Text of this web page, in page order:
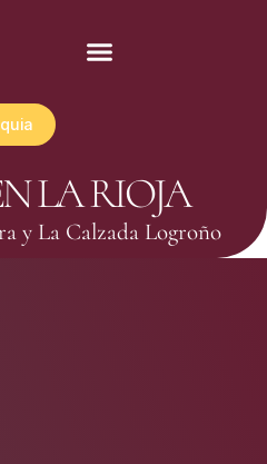
LA RIOJA
y La Calzada Logroño